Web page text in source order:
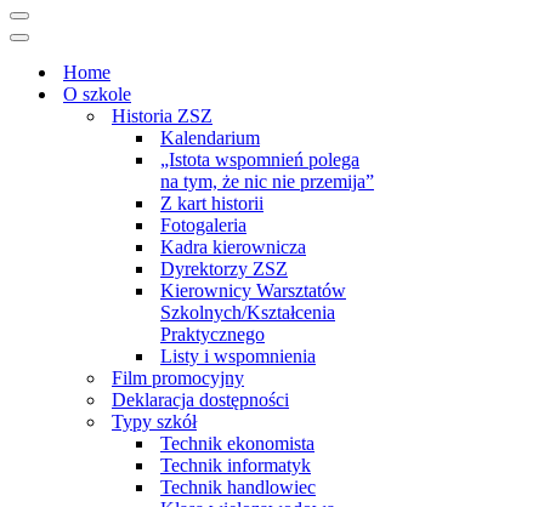
Menu
nawigacji
Menu
nawigacjiHome
O szkole
Historia ZSZ
Kalendarium
„Istota wspomnień polega
na tym, że nic nie przemija”
Z kart historii
Fotogaleria
Kadra kierownicza
Dyrektorzy ZSZ
Kierownicy Warsztatów
Szkolnych/Kształcenia
Praktycznego
Listy i wspomnienia
Film promocyjny
Deklaracja dostępności
Typy szkół
Technik ekonomista
Technik informatyk
Technik handlowiec